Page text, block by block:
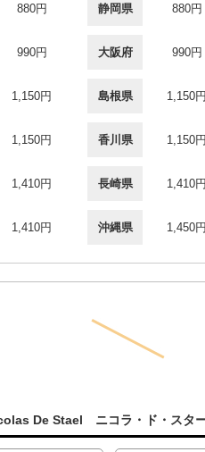
880円 静岡県 880円
990円 大阪府 990円
1,150円 島根県 1,150円
1,150円 香川県 1,150円
1,410円 長崎県 1,410円
1,410円 沖縄県 1,450円
De Stael ニコラ・ド・スタ